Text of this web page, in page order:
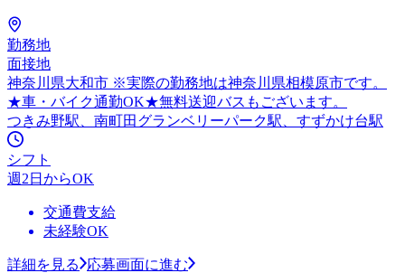
勤務地
面接地
神奈川県大和市 ※実際の勤務地は神奈川県相模原市です。
★車・バイク通勤OK★無料送迎バスもございます。
つきみ野駅、南町田グランベリーパーク駅、すずかけ台駅
シフト
週2日からOK
交通費支給
未経験OK
詳細を見る
応募画面に進む